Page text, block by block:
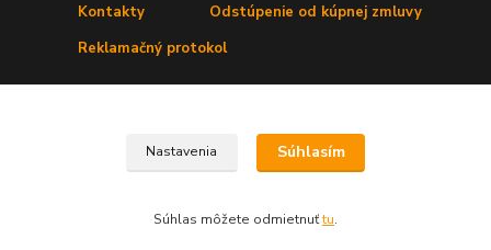
Kontakty
Odstúpenie od kúpnej zmluvy
Reklamačný protokol
Nastavenia Súhlasím
Súhlas môžete odmietnuťtu.